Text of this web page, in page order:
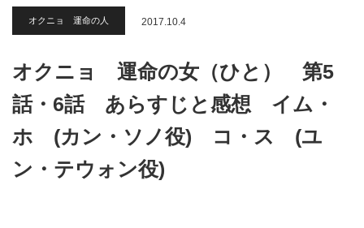
オクニョ 運命の人 2017.10.4
オクニョ 運命の女（ひと） 第5
話・6話 あらすじと感想 イム・
ホ (カン・ソノ役) コ・ス (ユ
ン・テウォン役)